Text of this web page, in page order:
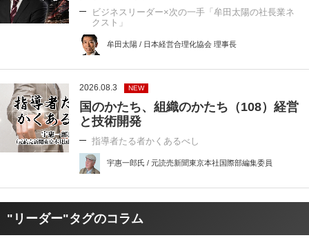
ビジネスリーダー×次の一手「牟田太陽の社長業ネ
クスト」
牟田太陽 / 日本経営合理化協会 理事長
2026.08.3 NEW
国のかたち、組織のかたち（108）経営
と技術開発
指導者たる者かくあるべし
宇惠一郎氏 / 元読売新聞東京本社国際部編集委員
"リーダー"タグのコラム